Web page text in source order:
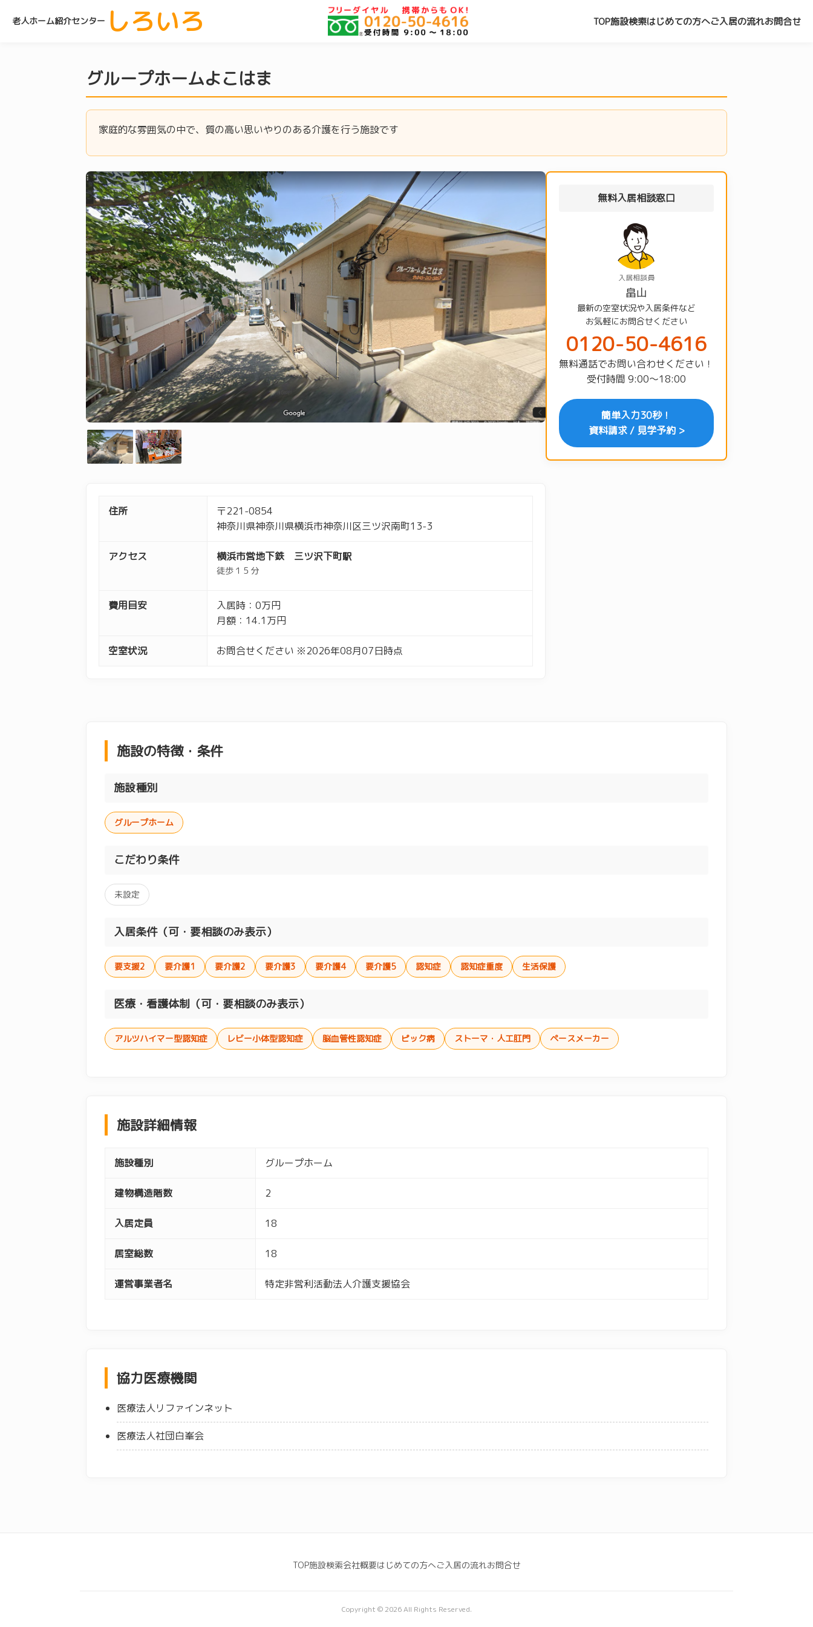
老人ホーム紹介センター しろいろ TOP施設検索はじめての方へご入居の流れお問合せ
グループホームよこはま
家庭的な雰囲気の中で、質の高い思いやりのある介護を行う施設です
住所
〒221-0854
神奈川県神奈川県横浜市神奈川区三ツ沢南町13-3
アクセス 横浜市営地下鉄 三ツ沢下町駅
徒歩１５分
費用目安
入居時：0万円
月額：14.1万円
空室状況 お問合せください ※2026年08月07日時点
無料入居相談窓口
入居相談員
畠山
最新の空室状況や入居条件など
お気軽にお問合せください
0120-50-4616
無料通話でお問い合わせください！
受付時間 9:00〜18:00
簡単入力30秒！
資料請求 / 見学予約 >
施設の特徴・条件
施設種別
グループホーム
こだわり条件
未設定
入居条件（可・要相談のみ表示）
要支援2 要介護1 要介護2 要介護3 要介護4 要介護5 認知症 認知症重度 生活保護
医療・看護体制（可・要相談のみ表示）
アルツハイマー型認知症 レビー小体型認知症 脳血管性認知症 ピック病 ストーマ・人工肛門 ペースメーカー
施設詳細情報
施設種別 グループホーム
建物構造階数 2
入居定員 18
居室総数 18
運営事業者名 特定非営利活動法人介護支援協会
協力医療機関
医療法人リファインネット
医療法人社団白峯会
TOP施設検索会社概要はじめての方へご入居の流れお問合せ
Copyright © 2026 All Rights Reserved.